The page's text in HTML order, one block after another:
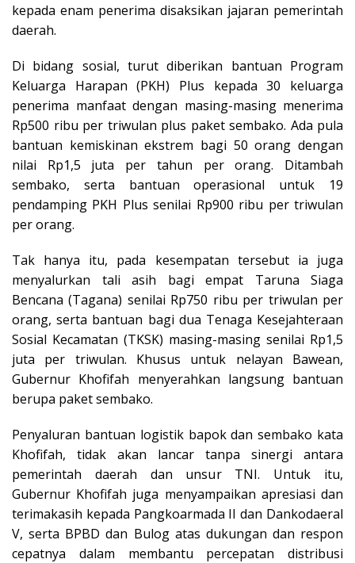
kepada enam penerima disaksikan jajaran pemerintah
daerah.
Di bidang sosial, turut diberikan bantuan Program
Keluarga Harapan (PKH) Plus kepada 30 keluarga
penerima manfaat dengan masing-masing menerima
Rp500 ribu per triwulan plus paket sembako. Ada pula
bantuan kemiskinan ekstrem bagi 50 orang dengan
nilai Rp1,5 juta per tahun per orang. Ditambah
sembako, serta bantuan operasional untuk 19
pendamping PKH Plus senilai Rp900 ribu per triwulan
per orang.
Tak hanya itu, pada kesempatan tersebut ia juga
menyalurkan tali asih bagi empat Taruna Siaga
Bencana (Tagana) senilai Rp750 ribu per triwulan per
orang, serta bantuan bagi dua Tenaga Kesejahteraan
Sosial Kecamatan (TKSK) masing-masing senilai Rp1,5
juta per triwulan. Khusus untuk nelayan Bawean,
Gubernur Khofifah menyerahkan langsung bantuan
berupa paket sembako.
Penyaluran bantuan logistik bapok dan sembako kata
Khofifah, tidak akan lancar tanpa sinergi antara
pemerintah daerah dan unsur TNI. Untuk itu,
Gubernur Khofifah juga menyampaikan apresiasi dan
terimakasih kepada Pangkoarmada II dan Dankodaeral
V, serta BPBD dan Bulog atas dukungan dan respon
cepatnya dalam membantu percepatan distribusi